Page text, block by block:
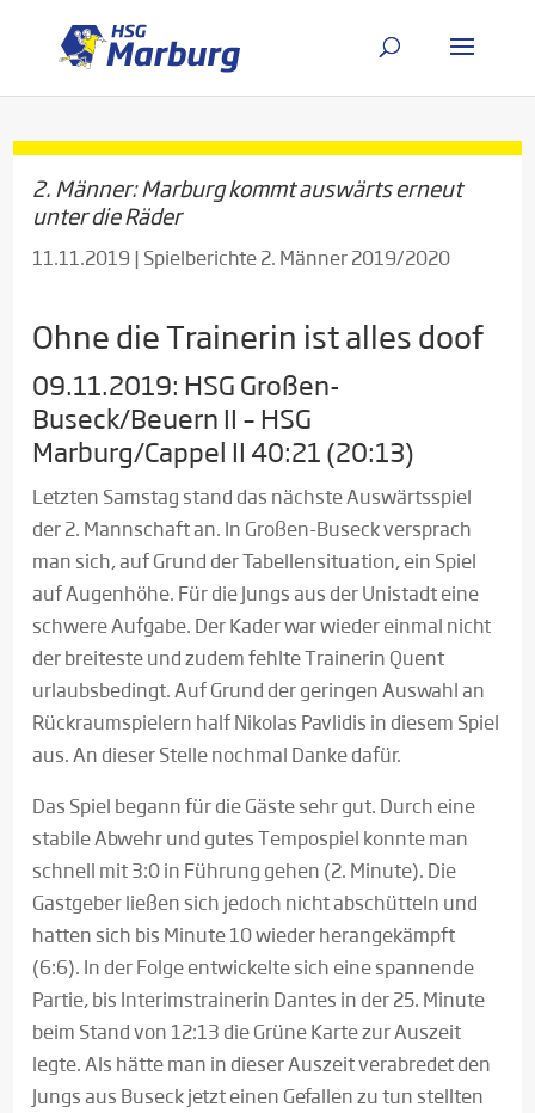
2. Männer: Marburg kommt auswärts erneut
unter die Räder
11.11.2019| Spielberichte 2. Männer 2019/2020
Ohne die Trainerin ist alles doof
09.11.2019: HSG Großen-
Buseck/Beuern II – HSG
Marburg/Cappel II 40:21 (20:13)
Letzten Samstag stand das nächste Auswärtsspiel
der 2. Mannschaft an. In Großen-Buseck versprach
man sich, auf Grund der Tabellensituation, ein Spiel
auf Augenhöhe. Für die Jungs aus der Unistadt eine
schwere Aufgabe. Der Kader war wieder einmal nicht
der breiteste und zudem fehlte Trainerin Quent
urlaubsbedingt. Auf Grund der geringen Auswahl an
Rückraumspielern half Nikolas Pavlidis in diesem Spiel
aus. An dieser Stelle nochmal Danke dafür.
Das Spiel begann für die Gäste sehr gut. Durch eine
stabile Abwehr und gutes Tempospiel konnte man
schnell mit 3:0 in Führung gehen (2. Minute). Die
Gastgeber ließen sich jedoch nicht abschütteln und
hatten sich bis Minute 10 wieder herangekämpft
(6:6). In der Folge entwickelte sich eine spannende
Partie, bis Interimstrainerin Dantes in der 25. Minute
beim Stand von 12:13 die Grüne Karte zur Auszeit
legte. Als hätte man in dieser Auszeit verabredet den
Jungs aus Buseck jetzt einen Gefallen zu tun stellten